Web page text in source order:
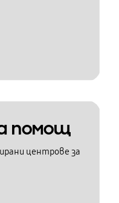
помощ
центрове за